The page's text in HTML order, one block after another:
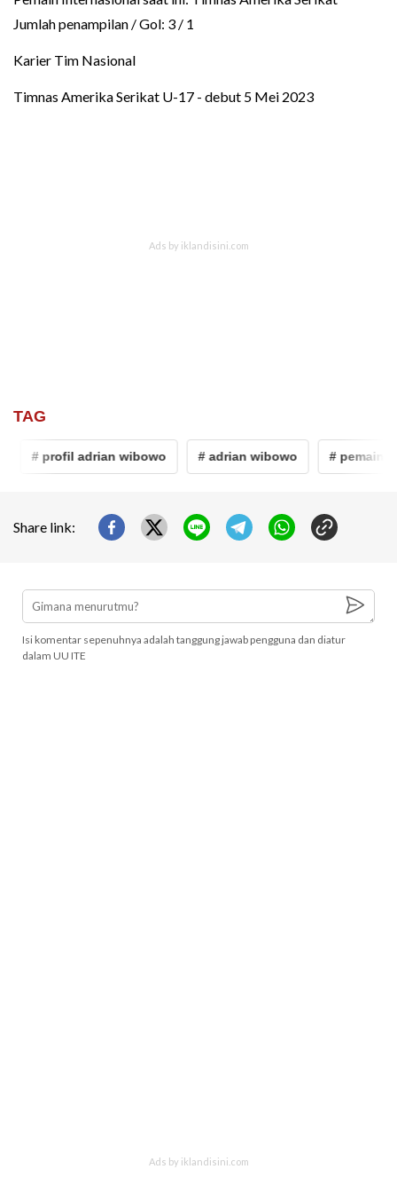
Jumlah penampilan / Gol: 3 / 1
Karier Tim Nasional
Timnas Amerika Serikat U-17 - debut 5 Mei 2023
TAG
# profil adrian wibowo # adrian wibowo # pemain
Share link:
Isi komentar sepenuhnya adalah tanggung jawab pengguna dan diatur
dalam UU ITE